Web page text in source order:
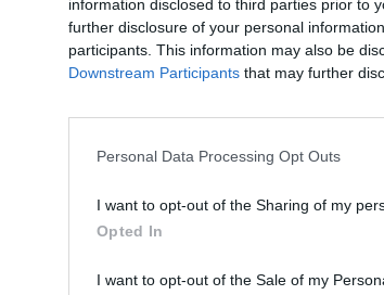
information disclosed to third parties prior to
further disclosure of your personal
participants. This information may also be
Downstream Participants that may further
Personal Data Processing Opt Outs
I want to opt-out of the Sharing of my
Opted In
I want to opt-out of the Sale of my
Tetszett a sorozat? Oszd
Hasonló
SOROZAT